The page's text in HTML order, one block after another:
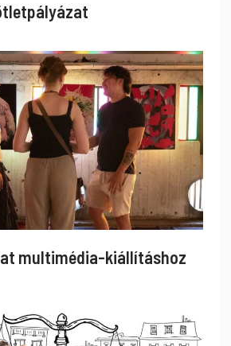
multimédia-kiállításhoz